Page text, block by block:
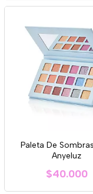
Paleta De
Anyeluz
$40.000